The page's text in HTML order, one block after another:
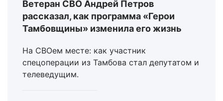
Ветеран СВО Андрей Петров
рассказал, как программа «Герои
Тамбовщины» изменила его жизнь
На СВОем месте: как участник
спецоперации из Тамбова стал депутатом и
телеведущим.